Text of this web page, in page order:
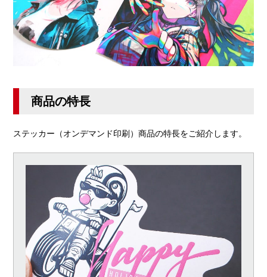
商品の特長
ステッカー（オンデマンド印刷）商品の特長をご紹介します。